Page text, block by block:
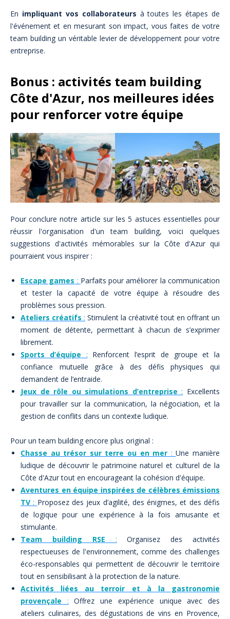
En impliquant vos collaborateurs à toutes les étapes de
l'événement et en mesurant son impact, vous faites de votre
team building un véritable levier de développement pour votre
entreprise.
Bonus : activités team building
Côte d'Azur, nos meilleures idées
pour renforcer votre équipe
Pour conclure notre article sur les 5 astuces essentielles pour
réussir l'organisation d'un team building, voici quelques
suggestions d'activités mémorables sur la Côte d'Azur qui
pourraient vous inspirer :
Escape games : Parfaits pour améliorer la communication
et tester la capacité de votre équipe à résoudre des
problèmes sous pression.
Ateliers créatifs : Stimulent la créativité tout en offrant un
moment de détente, permettant à chacun de s’exprimer
librement.
Sports d’équipe : Renforcent l’esprit de groupe et la
confiance mutuelle grâce à des défis physiques qui
demandent de l’entraide.
Jeux de rôle ou simulations d’entreprise : Excellents
pour travailler sur la communication, la négociation, et la
gestion de conflits dans un contexte ludique.
Pour un team building encore plus original :
Chasse au trésor sur terre ou en mer : Une manière
ludique de découvrir le patrimoine naturel et culturel de la
Côte d'Azur tout en encourageant la cohésion d'équipe.
Aventures en équipe inspirées de célèbres émissions
TV : Proposez des jeux d’agilité, des énigmes, et des défis
de logique pour une expérience à la fois amusante et
stimulante.
Team building RSE : Organisez des activités
respectueuses de l'environnement, comme des challenges
éco-responsables qui permettent de découvrir le territoire
tout en sensibilisant à la protection de la nature.
Activités liées au terroir et à la gastronomie
provençale : Offrez une expérience unique avec des
ateliers culinaires, des dégustations de vins en Provence,